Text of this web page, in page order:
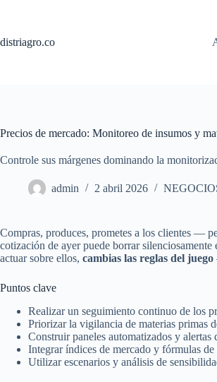
distriagro.co
Precios de mercado: Monitoreo de insumos y
Controle sus márgenes dominando la
admin 2 abril 2026
Compras, produces, prometes a los clientes —
cotización de ayer puede borrar
actuar sobre ellos, cambias las reglas del juego
Puntos clave
Realizar un seguimiento continuo de los
Priorizar la vigilancia de materias primas
Construir paneles automatizados y
Integrar índices de mercado y fórmulas
Utilizar escenarios y análisis de